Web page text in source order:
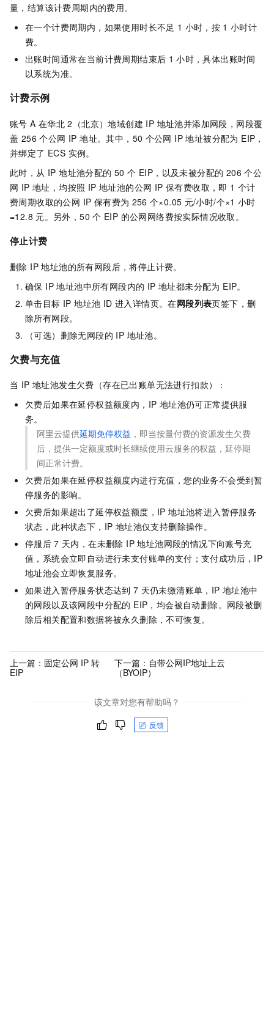
量，结算该计费周期内的费用。
在一个计费周期内，如果使用时长不足 1 小时，按 1 小时计
费。
出账时间通常在当前计费周期结束后 1 小时，具体出账时间
以系统为准。
计费示例
账号 A 在华北 2（北京）地域创建 IP 地址池并添加网段，网段覆
盖 256 个公网 IP 地址。其中，50 个公网 IP 地址被分配为 EIP，
并绑定了 ECS 实例。
此时，从 IP 地址池分配的 50 个 EIP，以及未被分配的 206 个公
网 IP 地址，均按照 IP 地址池的公网 IP 保有费收取，即 1 个计
费周期收取的公网 IP 保有费为 256 个×0.05 元/小时/个×1 小时
=12.8 元。另外，50 个 EIP 的公网网络费按实际情况收取。
停止计费
删除 IP 地址池的所有网段后，将停止计费。
确保 IP 地址池中所有网段内的 IP 地址都未分配为 EIP。
单击目标 IP 地址池 ID 进入详情页。在网段列表页签下，删
除所有网段。
（可选）删除无网段的 IP 地址池。
欠费与充值
当 IP 地址池发生欠费（存在已出账单无法进行扣款）：
欠费后如果在延停权益额度内，IP 地址池仍可正常提供服
务。
阿里云提供延期免停权益 ，即当按量付费的资源发生欠费
后，提供一定额度或时长继续使用云服务的权益，延停期
间正常计费。
欠费后如果在延停权益额度内进行充值，您的业务不会受到暂
停服务的影响。
欠费后如果超出了延停权益额度 ，IP 地址池将进入暂停服务
状态，此种状态下，IP 地址池仅支持删除操作。
停服后 7 天内，在未删除 IP 地址池网段的情况下向账号充
值，系统会立即自动进行未支付账单的支付；支付成功后，IP
地址池会立即恢复服务。
如果进入暂停服务状态达到 7 天仍未缴清账单，IP 地址池中
的网段以及该网段中分配的 EIP，均会被自动删除。网段被删
除后相关配置和数据将被永久删除，不可恢复。
上一篇： 固定公网 IP 转
EIP
下一篇： 自带公网IP地址上云
（BYOIP）
该文章对您有帮助吗？
反馈